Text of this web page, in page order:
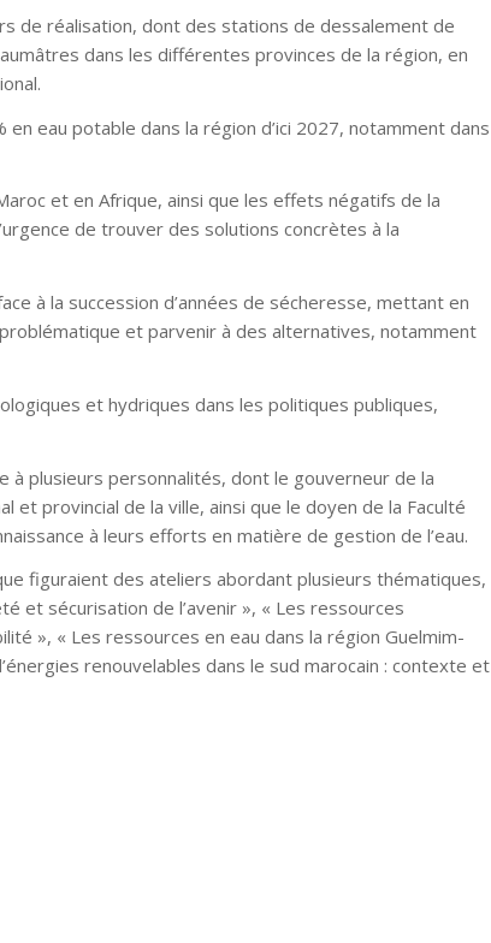
de réalisation, dont des stations de dessalement de
dans les différentes provinces de la région, en
eau potable dans la région d’ici 2027, notamment dans
et en Afrique, ainsi que les effets négatifs de la
de trouver des solutions concrètes à la
à la succession d’années de sécheresse, mettant en
et parvenir à des alternatives, notamment
et hydriques dans les politiques publiques,
à plusieurs personnalités, dont le gouverneur de la
et provincial de la ville, ainsi que le doyen de la Faculté
à leurs efforts en matière de gestion de l’eau.
figuraient des ateliers abordant plusieurs thématiques,
et sécurisation de l’avenir », « Les ressources
», « Les ressources en eau dans la région Guelmim-
renouvelables dans le sud marocain : contexte et